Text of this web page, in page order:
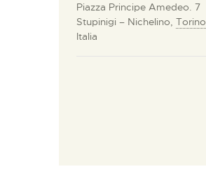
Piazza Principe Amedeo. 7
Stupinigi – Nichelino, Torino
Italia